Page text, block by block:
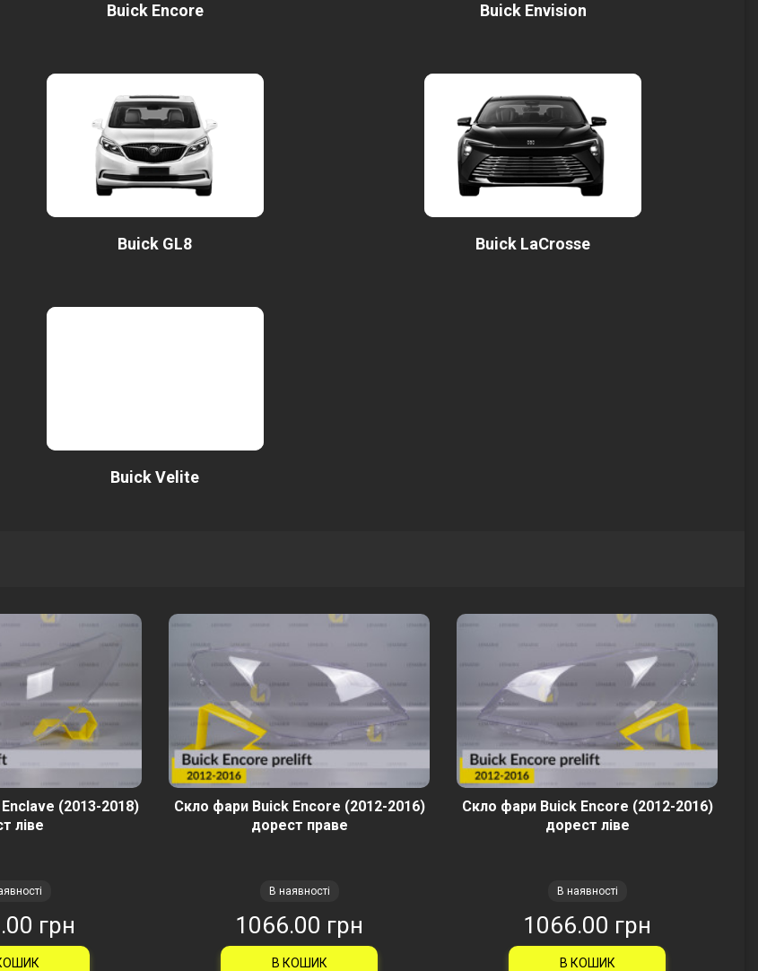
Buick Encore Buick Envision
Buick GL8 Buick LaCrosse
Buick Velite
(2013-2018)
ліве
грн
Скло фари Buick Encore (2012-2016)
дорест праве
В наявності
1066.00 грн
В КОШИК
Скло фари Buick Encore (2012-2016)
дорест ліве
В наявності
1066.00 грн
В КОШИК